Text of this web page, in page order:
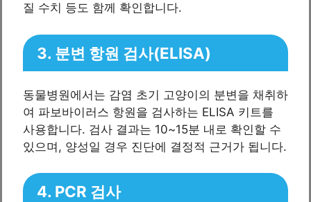
질 수치 등도 함께 확인합니다.
3. 분변 항원 검사(ELISA)
동물병원에서는 감염 초기 고양이의 분변을 채취하
여 파보바이러스 항원을 검사하는 ELISA 키트를
사용합니다. 검사 결과는 10~15분 내로 확인할 수
있으며, 양성일 경우 진단에 결정적 근거가 됩니다.
4. PCR 검사